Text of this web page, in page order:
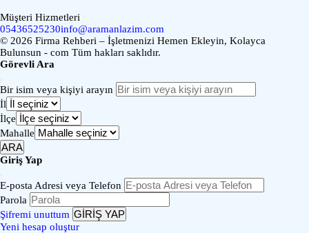
Müşteri Hizmetleri
05436525230info@aramanlazim.com
© 2026 Firma Rehberi – İşletmenizi Hemen Ekleyin, Kolayca
Bulunsun - com Tüm hakları saklıdır.
Görevli Ara
Bir isim veya kişiyi arayın
İl
İlçe
Mahalle
ARA
Giriş Yap
E-posta Adresi veya Telefon
Parola
Şifremi unuttum GİRİŞ YAP
Yeni hesap oluştur